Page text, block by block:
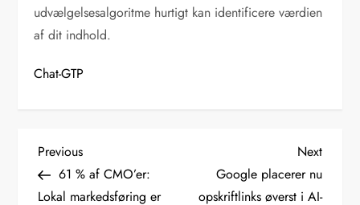
udvælgelsesalgoritme hurtigt kan identificere værdien
af dit indhold.
Chat-GTP
I
n
Previous
Post
Previous
61 % af CMO’er:
Lokal markedsføring er
Next
Post
Next
Google placerer nu
opskriftlinks øverst i AI-